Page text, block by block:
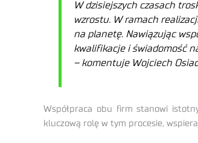
W dzisiejszych czasach
wzrostu. W ramach
na planetę. Nawiązując
kwalifikacje i świadomość
– komentuje Wojciech
Współpraca obu firm stanowi
kluczową rolę w tym procesie,